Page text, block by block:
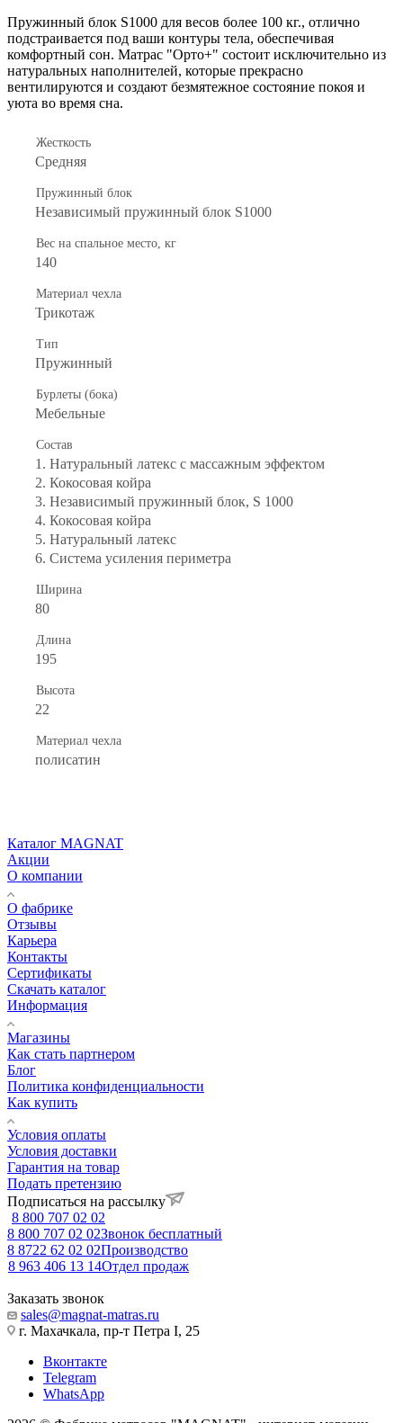
Пружинный блок S1000 для весов более 100 кг., отлично
подстраивается под ваши контуры тела, обеспечивая
комфортный сон. Матрас "Орто+" состоит исключительно из
натуральных наполнителей, которые прекрасно
вентилируются и создают безмятежное состояние покоя и
уюта во время сна.
Жесткость
Средняя
Пружинный блок
Независимый пружинный блок S1000
Вес на спальное место, кг
140
Материал чехла
Трикотаж
Тип
Пружинный
Бурлеты (бока)
Мебельные
Состав
1. Натуральный латекс с массажным эффектом
2. Кокосовая койра
3. Независимый пружинный блок, S 1000
4. Кокосовая койра
5. Натуральный латекс
6. Система усиления периметра
Ширина
80
Длина
195
Высота
22
Материал чехла
полисатин
Каталог MAGNAT
Акции
О компании
О фабрике
Отзывы
Карьера
Контакты
Сертификаты
Скачать каталог
Информация
Магазины
Как стать партнером
Блог
Политика конфиденциальности
Как купить
Условия оплаты
Условия доставки
Гарантия на товар
Подать претензию
Подписаться на рассылку
8 800 707 02 02
8 800 707 02 02Звонок бесплатный
8 8722 62 02 02Производство
8 963 406 13 14Отдел продаж
Заказать звонок
sales@magnat-matras.ru
г. Махачкала, пр-т Петра I, 25
Вконтакте
Telegram
WhatsApp